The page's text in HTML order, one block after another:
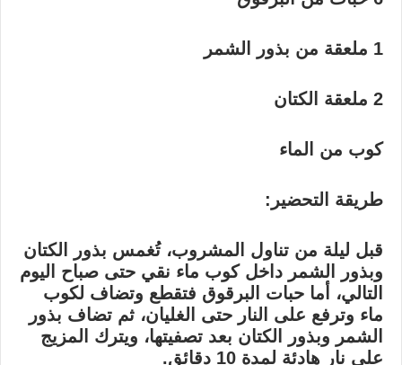
1 ملعقة من بذور الشمر
2 ملعقة الكتان
كوب من الماء
طريقة التحضير:
قبل ليلة من تناول المشروب، تُغمس بذور الكتان
وبذور الشمر داخل كوب ماء نقي حتى صباح اليوم
التالي، أما حبات البرقوق فتقطع وتضاف لكوب
ماء وترفع على النار حتى الغليان، ثم تضاف بذور
الشمر وبذور الكتان بعد تصفيتها، ويترك المزيج
على نار هادئة لمدة 10 دقائق.